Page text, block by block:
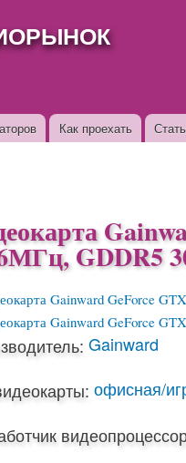
Как проехать
GDDR5
Gainward
офисная/